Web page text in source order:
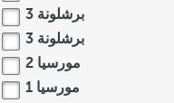
برشلونة 3
برشلونة 3
مورسيا 2
مورسيا 1